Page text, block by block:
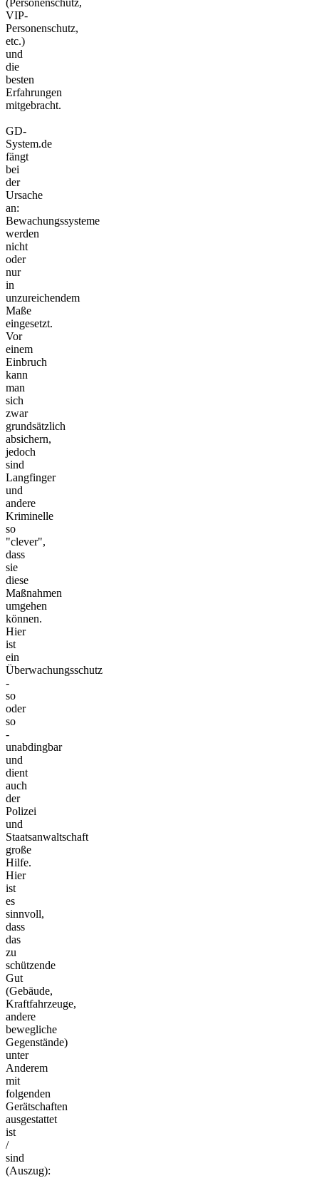
VIP-
Personenschutz,
etc.)
und
die
besten
Erfahrungen
mitgebracht.
GD-
System.de
fängt
bei
der
Ursache
an:
Bewachungssysteme
werden
nicht
oder
nur
in
unzureichendem
Maße
eingesetzt.
Vor
einem
Einbruch
kann
man
sich
zwar
grundsätzlich
absichern,
jedoch
sind
Langfinger
und
andere
Kriminelle
so
"clever",
dass
sie
diese
Maßnahmen
umgehen
können.
Hier
ist
ein
Überwachungsschutz
-
so
oder
so
-
unabdingbar
und
dient
auch
der
Polizei
und
Staatsanwaltschaft
große
Hilfe.
Hier
ist
es
sinnvoll,
dass
das
zu
schützende
Gut
(Gebäude,
Kraftfahrzeuge,
andere
bewegliche
Gegenstände)
unter
Anderem
mit
folgenden
Gerätschaften
ausgestattet
ist
/
sind
(Auszug):